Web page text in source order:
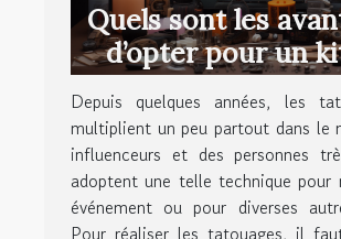
Quels sont les
d’opter pour un
tatouage ?
Depuis quelques années, les
multiplient un peu partout dans le
influenceurs et des personnes
adoptent une telle technique pour
événement ou pour diverses
Pour réaliser les tatouages, il